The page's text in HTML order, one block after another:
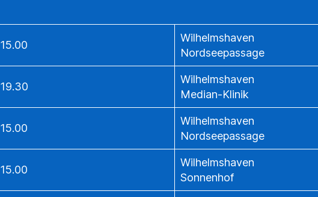
15.00
Wilhelmshaven
Nordseepassage
19.30
Wilhelmshaven
Median-Klinik
15.00
Wilhelmshaven
Nordseepassage
15.00
Wilhelmshaven
Sonnenhof